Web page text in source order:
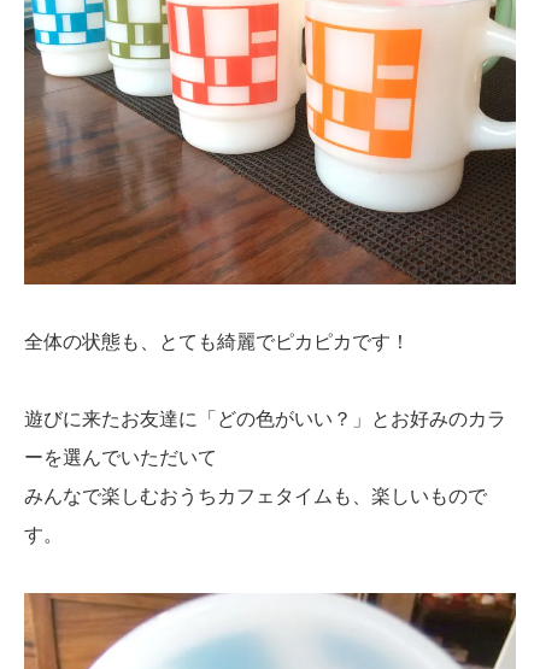
全体の状態も、とても綺麗でピカピカです！
遊びに来たお友達に「どの色がいい？」とお好みのカラ
ーを選んでいただいて
みんなで楽しむおうちカフェタイムも、楽しいもので
す。